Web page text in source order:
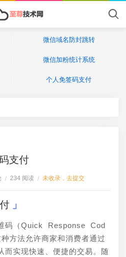
微信域名防封跳转
微信加粉统计系统
个人免签码支付
支付
/ 234 阅读 / 未收录，去提交
码（Quick Response Cod
方法允许商家和消费者通过
而实现快速、便捷的交易。随